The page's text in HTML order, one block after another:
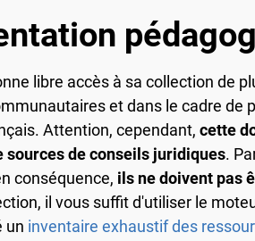
libre accès à sa collection de
et dans le cadre de
Attention, cependant,cette
de conseils juridiques.
conséquence,ils ne doivent pas
il vous suffit d'utiliser le
uninventaire exhaustif des